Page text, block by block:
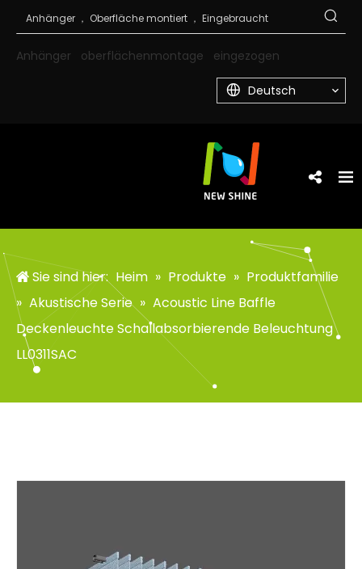
Anhänger oberflächenmontage eingezogen
Deutsch
Sie sind hier: Heim » Produkte » Produktfamilie
» Akustische Serie » Acoustic Line Baffle
Deckenleuchte Schallabsorbierende Beleuchtung
LL0311SAC